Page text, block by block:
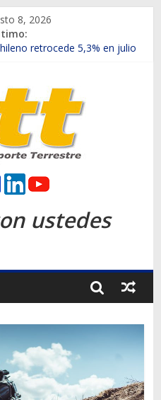
8, 2026
en lanzar la nueva
de Chevrolet en el Biobío
sucursales en Rancagua y
recién estrenada Bolden en
ustedes